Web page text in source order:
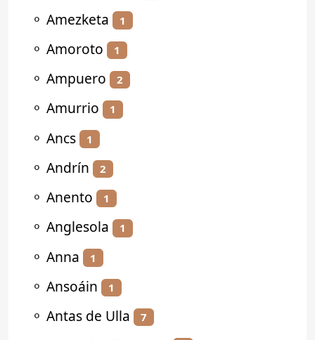
⚬ Amezketa 1
⚬ Amoroto 1
⚬ Ampuero 2
⚬ Amurrio 1
⚬ Ancs 1
⚬ Andrín 2
⚬ Anento 1
⚬ Anglesola 1
⚬ Anna 1
⚬ Ansoáin 1
⚬ Antas de Ulla 7